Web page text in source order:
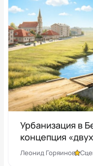
Урбанизация в
концепция
Леонид Горяинов